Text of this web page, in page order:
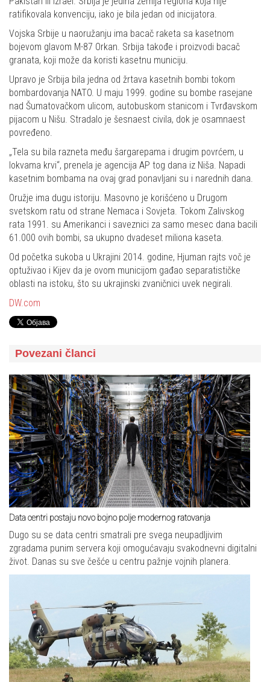
ratifikovala konvenciju, iako je bila jedan od inicijatora.
Vojska Srbije u naoružanju ima bacač raketa sa kasetnom
bojevom glavom M-87 Orkan. Srbija takođe i proizvodi bacač
granata, koji može da koristi kasetnu municiju.
Upravo je Srbija bila jedna od žrtava kasetnih bombi tokom
bombardovanja NATO. U maju 1999. godine su bombe rasejane
nad Šumatovačkom ulicom, autobuskom stanicom i Tvrđavskom
pijacom u Nišu. Stradalo je šesnaest civila, dok je osamnaest
povređeno.
„Tela su bila razneta među šargarepama i drugim povrćem, u
lokvama krvi“, prenela je agencija AP tog dana iz Niša. Napadi
kasetnim bombama na ovaj grad ponavljani su i narednih dana.
Oružje ima dugu istoriju. Masovno je korišćeno u Drugom
svetskom ratu od strane Nemaca i Sovjeta. Tokom Zalivskog
rata 1991. su Amerikanci i saveznici za samo mesec dana bacili
61.000 ovih bombi, sa ukupno dvadeset miliona kaseta.
Od početka sukoba u Ukrajini 2014. godine, Hjuman rajts voč je
optuživao i Kijev da je ovom municijom gađao separatističke
oblasti na istoku, što su ukrajinski zvaničnici uvek negirali.
DW.com
Povezani članci
Data centri postaju novo bojno polje modernog ratovanja
Dugo su se data centri smatrali pre svega neupadljivim
zgradama punim servera koji omogućavaju svakodnevni digitalni
život. Danas su sve češće u centru pažnje vojnih planera.